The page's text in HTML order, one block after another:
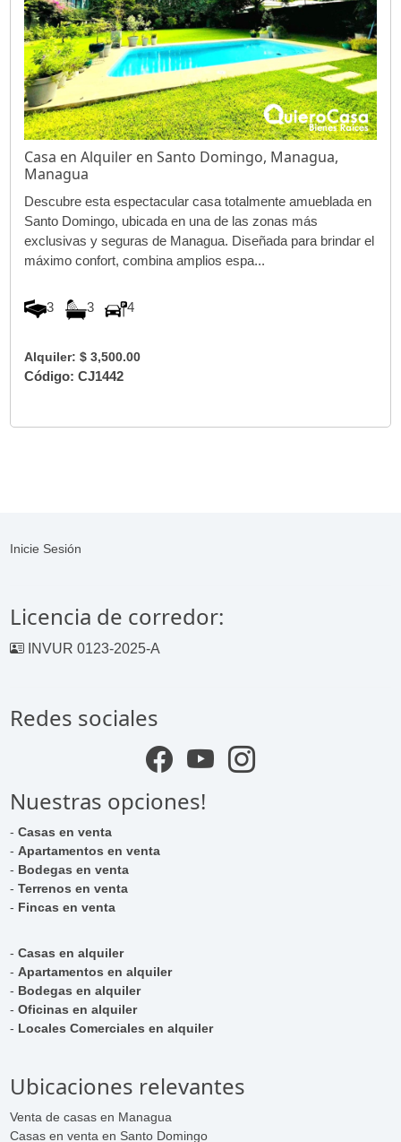
Casa en Alquiler en Santo Domingo, Managua,
Managua
Descubre esta espectacular casa totalmente amueblada en
Santo Domingo, ubicada en una de las zonas más
exclusivas y seguras de Managua. Diseñada para brindar el
máximo confort, combina amplios espa...
3 3 4
Alquiler: $ 3,500.00
Código: CJ1442
Inicie Sesión
Licencia de corredor:
INVUR 0123-2025-A
Redes sociales
Nuestras opciones!
-Casas en venta
-Apartamentos en venta
- Bodegas en venta
-Terrenos en venta
- Fincas en venta
-Casas en alquiler
-Apartamentos en alquiler
- Bodegas en alquiler
-Oficinas en alquiler
- Locales Comerciales en alquiler
Ubicaciones relevantes
Venta de casas en Managua
Casas en venta en Santo Domingo